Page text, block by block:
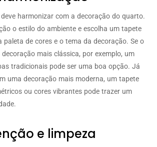
harmonizar com a decoração do quarto.
o estilo do ambiente e escolha um tapete
paleta de cores e o tema da decoração. Se o
mais clássica, por exemplo, um
tradicionais pode ser uma boa opção. Já
uma decoração mais moderna, um tapete
ou cores vibrantes pode trazer um
e limpeza